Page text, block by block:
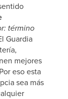
término
Guardia
mejores
eso esta
sea más